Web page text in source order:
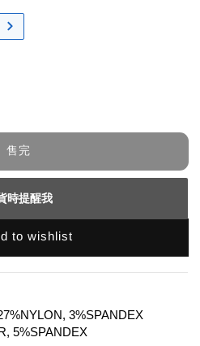
售完
時提醒我
to wishlist
3%SPANDEX
5%SPANDEX